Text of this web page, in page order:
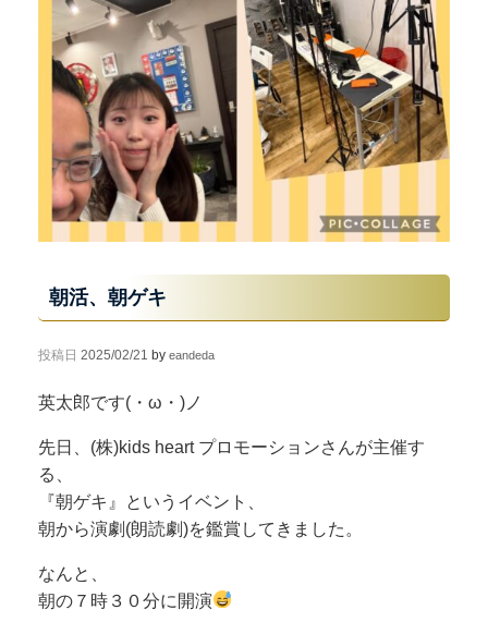
朝活、朝ゲキ
投稿日 2025/02/21 by eandeda
英太郎です(・ω・)ノ
先日、(株)kids heart プロモーションさんが主催す
る、
『朝ゲキ』というイベント、
朝から演劇(朗読劇)を鑑賞してきました。
なんと、
朝の７時３０分に開演